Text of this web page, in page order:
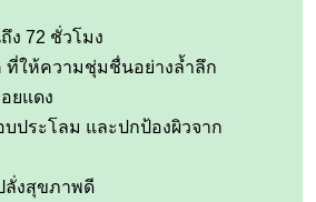
72 ชั่วโมง
ที่ให้ความชุ่มชื่นอย่างล้ำลึก
ยแดง
ประโลม และปกป้องผิวจาก
ลั่งสุขภาพดี